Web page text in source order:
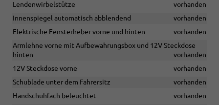
Lendenwirbelstütze
vorhanden
Innenspiegel automatisch abblendend
vorhanden
Elektrische Fensterheber vorne und hinten
vorhanden
Armlehne vorne mit Aufbewahrungsbox und 12V Steckdose
hinten
vorhanden
12V Steckdose vorne
vorhanden
Schublade unter dem Fahrersitz
vorhanden
Handschuhfach beleuchtet
vorhanden